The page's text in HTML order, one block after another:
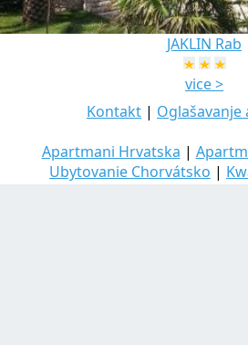
JAKLIN Rab
vice >
Kontakt |
Apartmani Hrvatska |
Ubytovanie Chorvátsko |